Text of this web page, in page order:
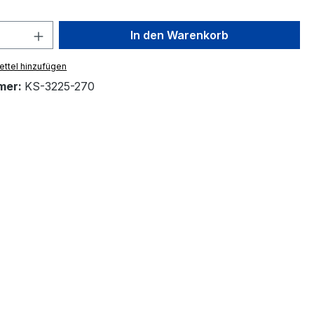
Anzahl: Gib den gewünschten Wert
In den Warenkorb
hinzufügen
KS-3225-270